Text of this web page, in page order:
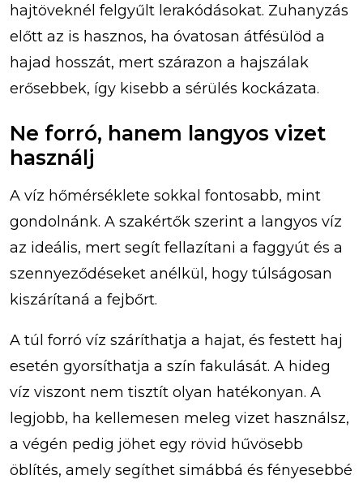
hajtöveknél felgyűlt lerakódásokat. Zuhanyzás
előtt az is hasznos, ha óvatosan átfésülöd a
hajad hosszát, mert szárazon a hajszálak
erősebbek, így kisebb a sérülés kockázata.
Ne forró, hanem langyos vizet
használj
A víz hőmérséklete sokkal fontosabb, mint
gondolnánk. A szakértők szerint a langyos víz
az ideális, mert segít fellazítani a faggyút és a
szennyeződéseket anélkül, hogy túlságosan
kiszárítaná a fejbőrt.
A túl forró víz száríthatja a hajat, és festett haj
esetén gyorsíthatja a szín fakulását. A hideg
víz viszont nem tisztít olyan hatékonyan. A
legjobb, ha kellemesen meleg vizet használsz,
a végén pedig jöhet egy rövid hűvösebb
öblítés, amely segíthet simábbá és fényesebbé